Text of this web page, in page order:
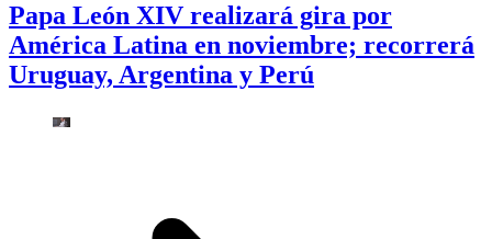
Papa León XIV realizará gira por
América Latina en noviembre; recorrerá
Uruguay, Argentina y Perú